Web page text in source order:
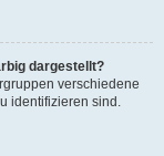
dargestellt?
verschiedene
identifizieren sind.